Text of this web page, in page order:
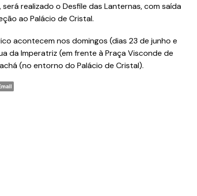
realizado o Desfile das Lanternas, com saída
ao Palácio de Cristal.
acontecem nos domingos (dias 23 de junho e
da Imperatriz (em frente à Praça Visconde de
(no entorno do Palácio de Cristal).